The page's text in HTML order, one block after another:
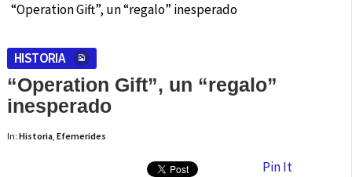
“Operation Gift”, un “regalo” inesperado
HISTORIA
“Operation Gift”, un “regalo”
inesperado
In: Historia, Efemerides
Pin It